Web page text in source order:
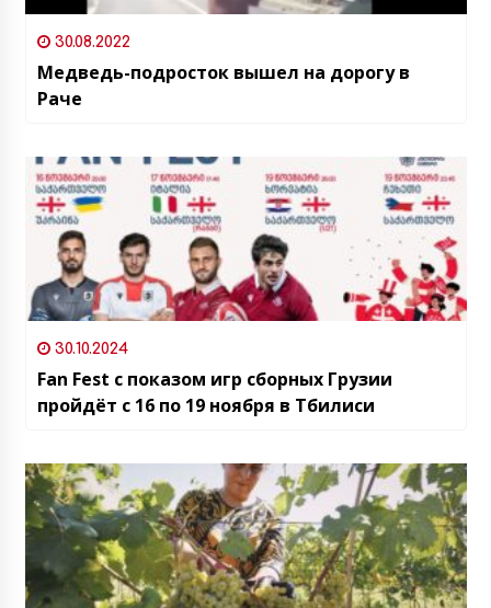
30.08.2022
Медведь-подросток вышел на дорогу в
Раче
30.10.2024
Fan Fest с показом игр сборных Грузии
пройдёт с 16 по 19 ноября в Тбилиси